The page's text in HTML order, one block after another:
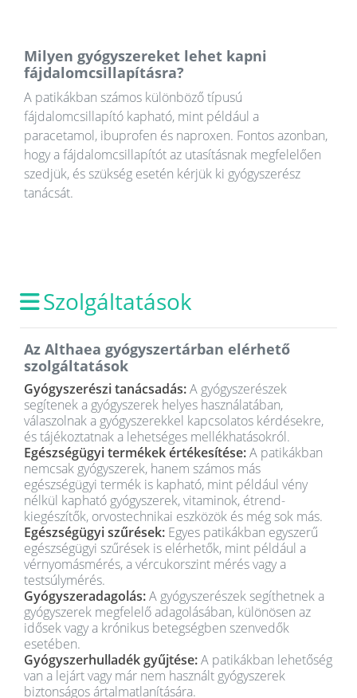
Milyen gyógyszereket lehet kapni
fájdalomcsillapításra?
A patikákban számos különböző típusú
fájdalomcsillapító kapható, mint például a
paracetamol, ibuprofen és naproxen. Fontos azonban,
hogy a fájdalomcsillapítót az utasításnak megfelelően
szedjük, és szükség esetén kérjük ki gyógyszerész
tanácsát.
Szolgáltatások
Az Althaea gyógyszertárban elérhető
szolgáltatások
Gyógyszerészi tanácsadás:A gyógyszerészek
segítenek a gyógyszerek helyes használatában,
válaszolnak a gyógyszerekkel kapcsolatos kérdésekre,
és tájékoztatnak a lehetséges mellékhatásokról.
Egészségügyi termékek értékesítése:A patikákban
nemcsak gyógyszerek, hanem számos más
egészségügyi termék is kapható, mint például vény
nélkül kapható gyógyszerek, vitaminok, étrend-
kiegészítők, orvostechnikai eszközök és még sok más.
Egészségügyi szűrések: Egyes patikákban egyszerű
egészségügyi szűrések is elérhetők, mint például a
vérnyomásmérés, a vércukorszint mérés vagy a
testsúlymérés.
Gyógyszeradagolás:A gyógyszerészek segíthetnek a
gyógyszerek megfelelő adagolásában, különösen az
idősek vagy a krónikus betegségben szenvedők
esetében.
Gyógyszerhulladék gyűjtése:A patikákban lehetőség
van a lejárt vagy már nem használt gyógyszerek
biztonságos ártalmatlanítására.